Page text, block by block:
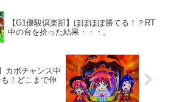
【G1優駿倶楽部】ほぼほぼ勝てる！？RT
中の台を拾った結果・・・。
カボチャンス中
！どこまで伸